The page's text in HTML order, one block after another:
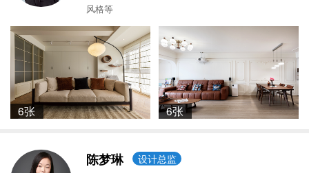
风格等
6张 6张
陈梦琳 设计总监